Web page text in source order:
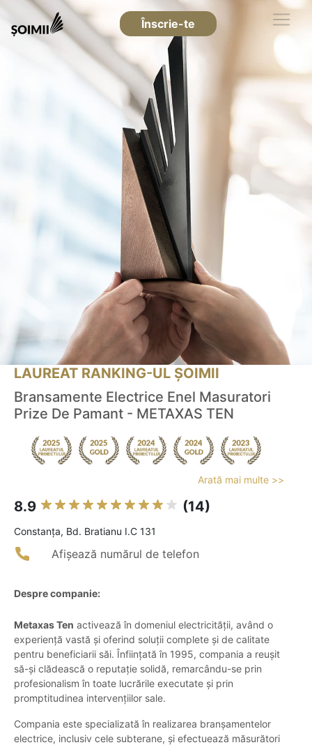
Înscrie-te
LAUREAT RANKING-UL ȘOIMII
Bransamente Electrice Enel Masuratori
Prize De Pamant - METAXAS TEN
Arată mai multe >>
8.9 (14)
Constanţa, Bd. Bratianu I.C 131
Afișează numărul de telefon
Despre companie:
Metaxas Ten activează în domeniul electricității, având o
experiență vastă și oferind soluții complete și de calitate
pentru beneficiarii săi. Înființată în 1995, compania a reușit
să-și clădească o reputație solidă, remarcându-se prin
profesionalism în toate lucrările executate și prin
promptitudinea intervențiilor sale.
Compania este specializată în realizarea branșamentelor
electrice, inclusiv cele subterane, și efectuează măsurători